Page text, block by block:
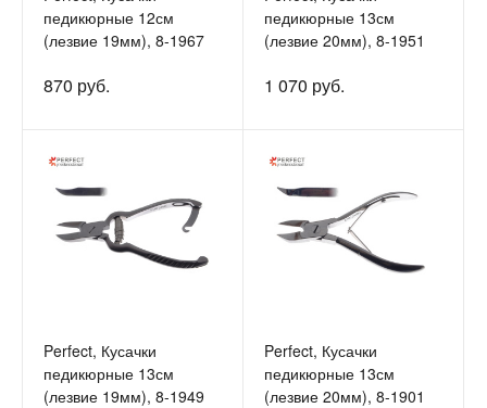
педикюрные 12см
(лезвие 19мм), 8-1967
870 руб.
педикюрные 13см
(лезвие 20мм), 8-1951
1 070 руб.
Perfect, Кусачки
педикюрные 13см
(лезвие 19мм), 8-1949
Perfect, Кусачки
педикюрные 13см
(лезвие 20мм), 8-1901